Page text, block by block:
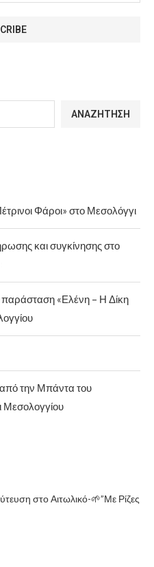
ΑΝΑΖΉΤΗΣΗ
Φάροι» στο Μεσολόγγι
και συγκίνησης στο
παράσταση «Ελένη – Η Δίκη
την Μπάντα του
Μεσολογγίου
στο Αιτωλικό-🌱”Με Ρίζες